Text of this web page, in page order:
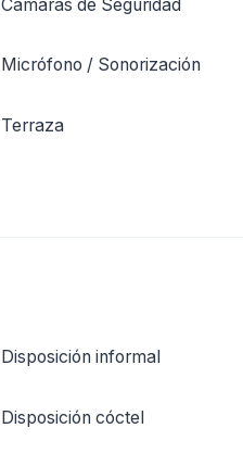
Cámaras de Seguridad
Micrófono / Sonorización
Terraza
Disposición informal
Disposición cóctel